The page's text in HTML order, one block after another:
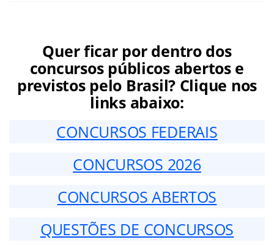
Quer ficar por dentro dos
concursos públicos abertos e
previstos pelo Brasil? Clique nos
links abaixo:
CONCURSOS FEDERAIS
CONCURSOS 2026
CONCURSOS ABERTOS
QUESTÕES DE CONCURSOS